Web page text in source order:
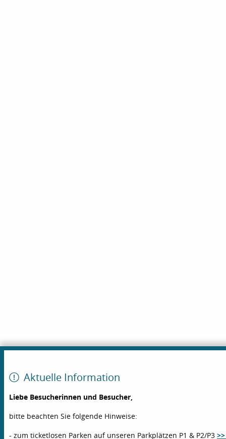
Aktuelle Information
Liebe Besucherinnen und Besucher,
bitte beachten Sie folgende Hinweise:
- zum ticketlosen Parken auf unseren Parkplätzen P1 & P2/P3